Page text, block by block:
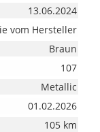
13.06.2024
vom Hersteller
Braun
107
Metallic
01.02.2026
105 km